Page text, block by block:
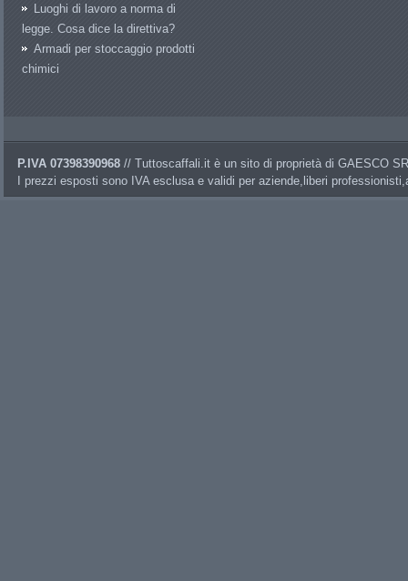
Luoghi di lavoro a norma di
legge. Cosa dice la direttiva?
Armadi per stoccaggio prodotti
chimici
P.IVA 07398390968 // Tuttoscaffali.it è un sito di proprietà di GAESCO
I prezzi esposti sono IVA esclusa e validi per aziende,liberi